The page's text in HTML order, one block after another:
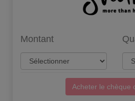
Montant
Acheter le chèque